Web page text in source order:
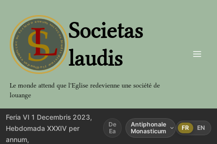
contenu
Societas
laudis
Le monde attend que l'Eglise redevienne une société de
louange
Feria VI 1 Decembris 2023,
Hebdomada XXXIV per
annum,
De
Ea
Antiphonale
Monasticum
FR EN